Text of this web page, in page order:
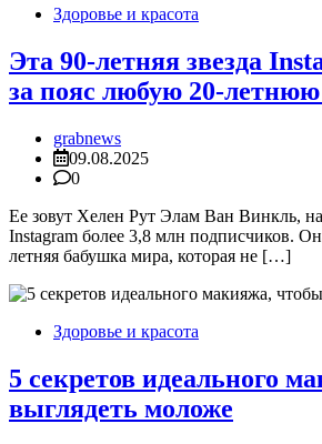
Здоровье и красота
Эта 90-летняя звезда
за пояс любую 20-
grabnews
09.08.2025
0
Ее зовут Хелен Рут Элам Ван Винкль, на
Instagram более 3,8 млн подписчиков.
летняя бабушка мира, которая не […]
Здоровье и красота
5 секретов идеального
выглядеть моложе